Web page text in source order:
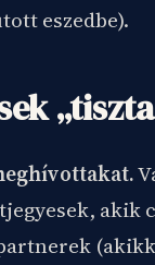
eszedbe).
akik